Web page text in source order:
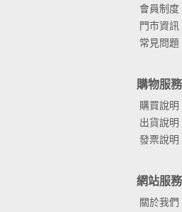
會員制度
門市資訊
常見問題
購物服務
購買說明
出貨說明
發票說明
網站服務
關於我們